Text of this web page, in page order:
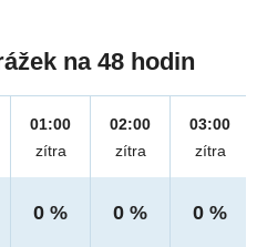
na 48 hodin
01:00
zítra
0 %
02:00
zítra
0 %
03:00
zítra
0 %